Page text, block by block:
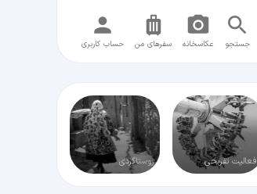
جستجو عکاسخانه سفر‌های من حساب کاربری
فعالیت تفریحی روستاگردی